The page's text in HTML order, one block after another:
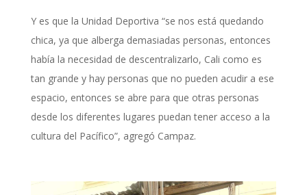
Y es que la Unidad Deportiva “se nos está quedando
chica, ya que alberga demasiadas personas, entonces
había la necesidad de descentralizarlo, Cali como es
tan grande y hay personas que no pueden acudir a ese
espacio, entonces se abre para que otras personas
desde los diferentes lugares puedan tener acceso a la
cultura del Pacífico”, agregó Campaz.